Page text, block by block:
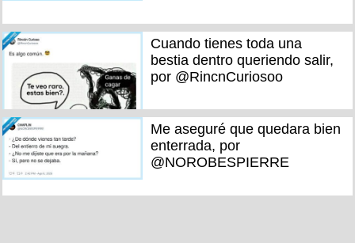
Cuando tienes toda una
bestia dentro queriendo salir,
por @RincnCuriosoo
Me aseguré que quedara bien
enterrada, por
@NOROBESPIERRE